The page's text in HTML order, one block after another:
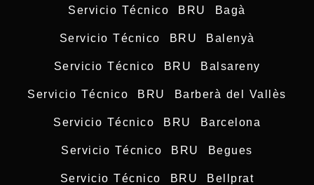
Servicio Técnico BRU Bagà
Servicio Técnico BRU Balenyà
Servicio Técnico BRU Balsareny
Servicio Técnico BRU Barberà del Vallès
Servicio Técnico BRU Barcelona
Servicio Técnico BRU Begues
Servicio Técnico BRU Bellprat